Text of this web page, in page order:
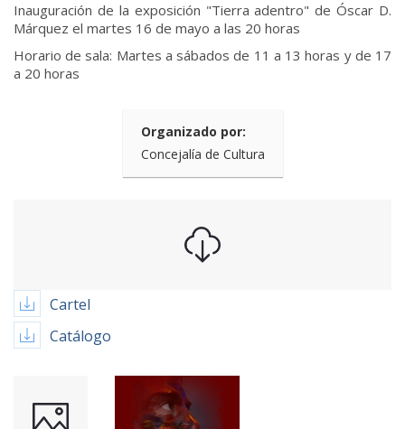
Inauguración de la exposición "Tierra adentro" de Óscar D.
Márquez el martes 16 de mayo a las 20 horas
Horario de sala: Martes a sábados de 11 a 13 horas y de 17
a 20 horas
Organizado por:
Concejalía de Cultura
Cartel
Catálogo